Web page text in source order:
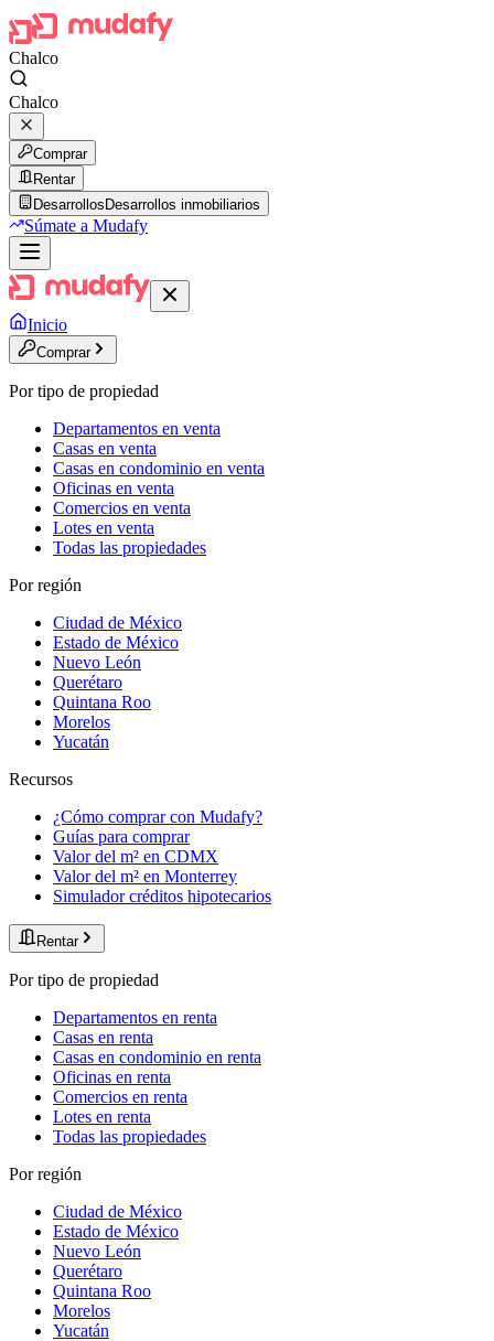
Chalco
Chalco
Comprar
Rentar
Desarrollos Desarrollos inmobiliarios
Súmate a Mudafy
Inicio
Comprar
Por tipo de propiedad
Departamentos en venta
Casas en venta
Casas en condominio en venta
Oficinas en venta
Comercios en venta
Lotes en venta
Todas las propiedades
Por región
Ciudad de México
Estado de México
Nuevo León
Querétaro
Quintana Roo
Morelos
Yucatán
Recursos
¿Cómo comprar con Mudafy?
Guías para comprar
Valor del m² en CDMX
Valor del m² en Monterrey
Simulador créditos hipotecarios
Rentar
Por tipo de propiedad
Departamentos en renta
Casas en renta
Casas en condominio en renta
Oficinas en renta
Comercios en renta
Lotes en renta
Todas las propiedades
Por región
Ciudad de México
Estado de México
Nuevo León
Querétaro
Quintana Roo
Morelos
Yucatán